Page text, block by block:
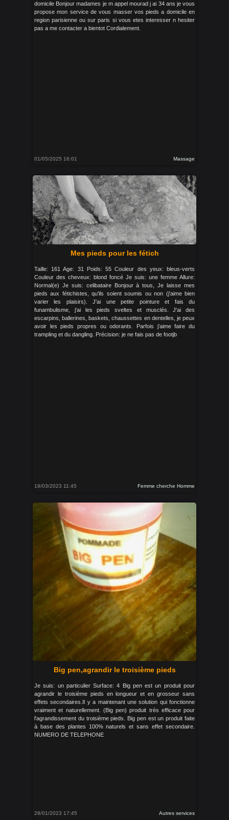
domicile Bonjour madames je m appel mourad j ai 34 ans je vous
propose mon service de vous masser vos pieds a domicile en
region parisienne ou sur paris si vous etes interesser n hesiter
pas a me contacter a bientot Cordialement.
01/05/2025 16:01 Massage
Mes pieds pour les fétich
Taille: 161 Age: 31 Poids: 55 Couleur des yeux: bleus-verts
Couleur des cheveux: blond foncé Je suis: une femme Allure:
Normal(e) Je suis: celibataire Bonjour à tous, Je laisse mes
pieds aux fétichistes, qu'ils soient soumis ou non (j'aime bien
varier les plaisirs). J'ai une petite pointure et fais du
funambulisme, j'ai les pieds sveltes et musclés. J'ai des
escarpins, ballerines, baskets, chaussettes en dentelles, je peux
avoir les pieds propres ou odorants. Parfois j'aime faire du
trampling et du dangling. Précision: je ne fais pas de footjb
19/03/2023 11:45 Femme cherche Homme
Big pen,agrandir le troisième pieds
Je suis: un particulier Surface: 4 Big pen est un produit pour
agrandir le troisième pieds en longueur et en grosseur sans
effets secondaires.Il y a maintenant une solution qui fonctionne
vraiment et naturellement. (Big pen) produit très efficace pour
l'agrandissement du troisième pieds. Big pen est un produit faite
à base des plantes 100% naturels et sans effet secondaire.
NUMERO DE TELEPHONE
28/01/2023 17:45 Autres services